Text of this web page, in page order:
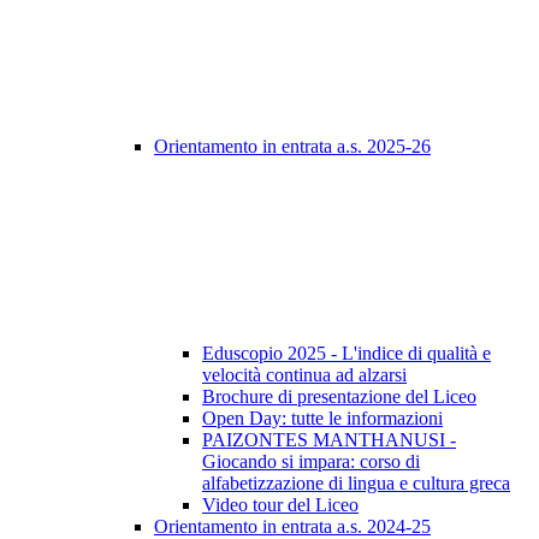
Orientamento in entrata a.s. 2025-26
Eduscopio 2025 - L'indice di qualità e
velocità continua ad alzarsi
Brochure di presentazione del Liceo
Open Day: tutte le informazioni
PAIZONTES MANTHANUSI -
Giocando si impara: corso di
alfabetizzazione di lingua e cultura greca
Video tour del Liceo
Orientamento in entrata a.s. 2024-25